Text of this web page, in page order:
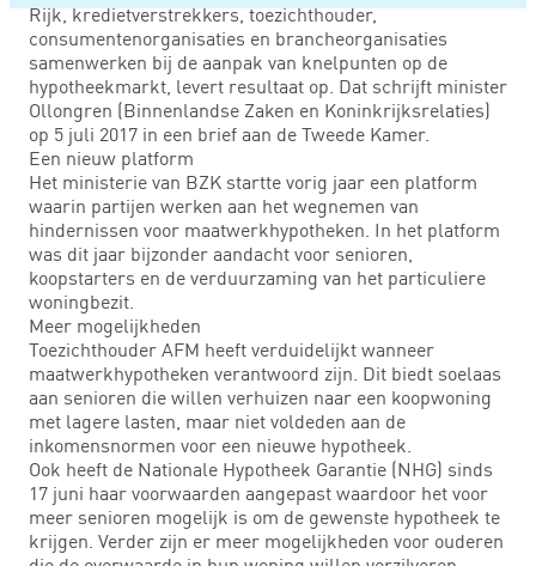
Rijk, kredietverstrekkers, toezichthouder,
consumentenorganisaties en brancheorganisaties
samenwerken bij de aanpak van knelpunten op de
hypotheekmarkt, levert resultaat op. Dat schrijft minister
Ollongren (Binnenlandse Zaken en Koninkrijksrelaties)
op 5 juli 2017 in een brief aan de Tweede Kamer.
Een nieuw platform
Het ministerie van BZK startte vorig jaar een platform
waarin partijen werken aan het wegnemen van
hindernissen voor maatwerkhypotheken. In het platform
was dit jaar bijzonder aandacht voor senioren,
koopstarters en de verduurzaming van het particuliere
woningbezit.
Meer mogelijkheden
Toezichthouder AFM heeft verduidelijkt wanneer
maatwerkhypotheken verantwoord zijn. Dit biedt soelaas
aan senioren die willen verhuizen naar een koopwoning
met lagere lasten, maar niet voldeden aan de
inkomensnormen voor een nieuwe hypotheek.
Ook heeft de Nationale Hypotheek Garantie (NHG) sinds
17 juni haar voorwaarden aangepast waardoor het voor
meer senioren mogelijk is om de gewenste hypotheek te
krijgen. Verder zijn er meer mogelijkheden voor ouderen